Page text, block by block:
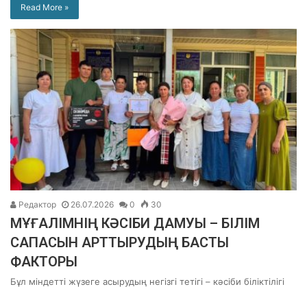
Read More »
Редактор 26.07.2026 0 30
МҰҒАЛІМНІҢ КӘСІБИ ДАМУЫ – БІЛІМ
САПАСЫН АРТТЫРУДЫҢ БАСТЫ
ФАКТОРЫ
Бұл міндетті жүзеге асырудың негізгі тетігі – кәсіби біліктілігі